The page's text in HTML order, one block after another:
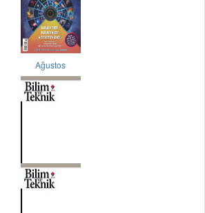
Ağustos